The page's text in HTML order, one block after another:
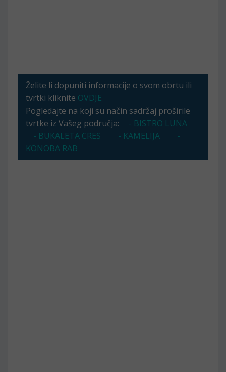
Želite li dopuniti informacije o svom obrtu ili
tvrtki kliknite OVDJE
Pogledajte na koji su način sadržaj proširile
tvrtke iz Vašeg područja:
- BISTRO LUNA
- BUKALETA CRES
- KAMELIJA
-
KONOBA RAB